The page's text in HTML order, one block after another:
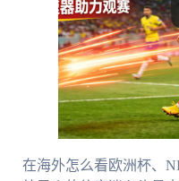
在海外怎么看欧洲杯、